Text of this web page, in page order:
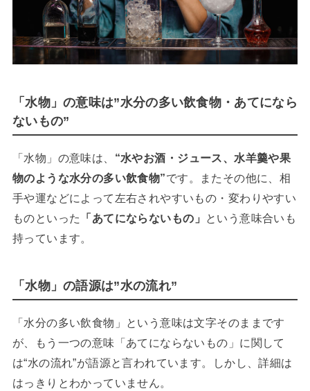
「水物」の意味は”水分の多い飲食物・あてになら
ないもの”
「水物」の意味は、 “水やお酒・ジュース、水羊羹や果
物のような水分の多い飲食物”です。またその他に、相
手や運などによって左右されやすいもの・変わりやすい
ものといった
「あてにならないもの」
という意味合いも
持っています。
「水物」の語源は”水の流れ”
「水分の多い飲食物」という意味は文字そのままです
が、もう一つの意味「あてにならないもの」に関して
は“水の流れ”が語源と言われています。しかし、詳細は
はっきりとわかっていません。